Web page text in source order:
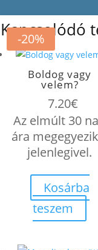
Kapcsolódó
Boldog vagy
velem?
7.20€
Az elmúlt 30
ára
jelenlegivel.
Kosárba
teszem
-20%